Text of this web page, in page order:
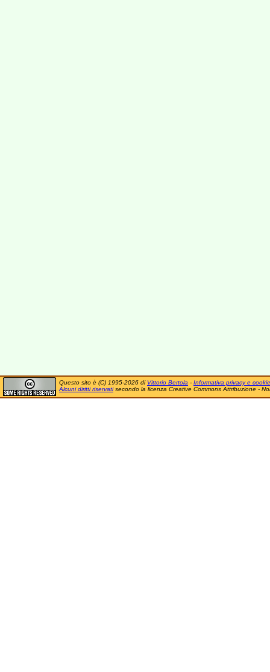
Questo sito è (C) 1995-2026 di Vittorio Bertola - Informativa privacy e cookie
Alcuni diritti riservatisecondo la licenza Creative Commons Attribuzione -